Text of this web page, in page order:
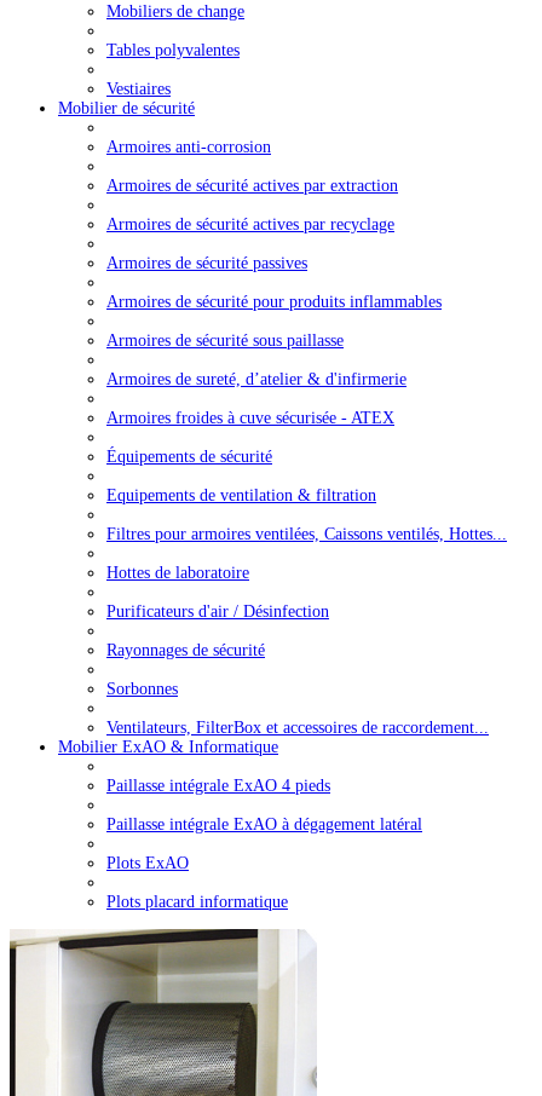
Mobiliers de change
Tables polyvalentes
Vestiaires
Mobilier de sécurité
Armoires anti-corrosion
Armoires de sécurité actives par extraction
Armoires de sécurité actives par recyclage
Armoires de sécurité passives
Armoires de sécurité pour produits inflammables
Armoires de sécurité sous paillasse
Armoires de sureté, d’atelier & d'infirmerie
Armoires froides à cuve sécurisée - ATEX
Équipements de sécurité
Equipements de ventilation & filtration
Filtres pour armoires ventilées, Caissons ventilés, Hottes...
Hottes de laboratoire
Purificateurs d'air / Désinfection
Rayonnages de sécurité
Sorbonnes
Ventilateurs, FilterBox et accessoires de raccordement...
Mobilier ExAO & Informatique
Paillasse intégrale ExAO 4 pieds
Paillasse intégrale ExAO à dégagement latéral
Plots ExAO
Plots placard informatique